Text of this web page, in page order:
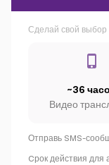
Сделай свой выбор
~36
Видео
Отправь SMS-
Cрок действия